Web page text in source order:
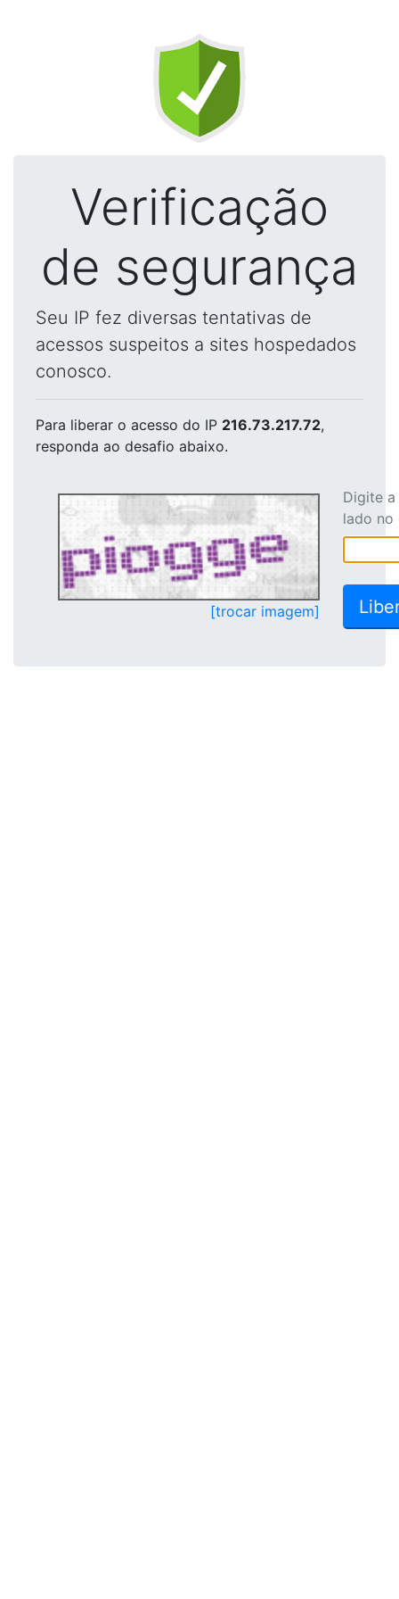
Verificação
de segurança
Seu IP fez diversas tentativas de
acessos suspeitos a sites hospedados
conosco.
Para liberar o acesso do IP 216.73.217.72,
responda ao desafio abaixo.
[trocar imagem]
Digite
lado no